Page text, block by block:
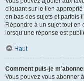
cliquant sur le lien
en bas des sujets et parfois
Répondre à un sujet tout
lorsqu’une réponse est
Haut
Comment puis-je
Vous pouvez vous abonner